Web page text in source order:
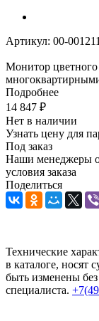
Артикул: 00-
Монитор
Подробнее
14 847 ₽
Нет в наличии
Узнать цену для
Под заказ
Наши менеджеры
условия заказа
Поделиться
Технические
в каталоге, носят
быть изменены
специалиста.